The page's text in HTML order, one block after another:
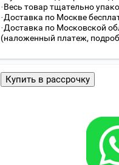
·Весь товар тщательно
·Доставка по Москве
·Доставка по Московской
(наложенный платеж,
Купить в рассрочку